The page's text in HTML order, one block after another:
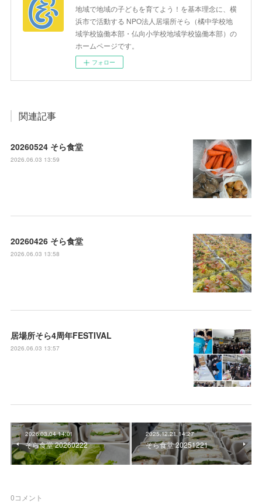
地域で地域の子どもを育てよう！を基本理念に、横
浜市で活動する NPO法人居場所そら（橘中学校地
域学校協働本部・仏向小学校地域学校協働本部）の
ホームページです。
フォロー
関連記事
20260524 そら食堂
2026.06.03 13:59
20260426 そら食堂
2026.06.03 13:58
居場所そら4周年FESTIVAL
2026.06.03 13:57
2026.03.04 14:01
そら食堂 20260222
2025.12.21 14:27
そら食堂 20251221
0コメント